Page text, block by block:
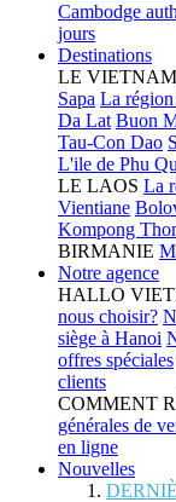
Cambodge
jours
Destinations
LE VIETNAM
Sapa La
Da Lat Buon
Tau-Con Dao
L'ile de Phu
LE LAOS La
Vientiane
Kompong
BIRMANIE
Notre agence
HALLO
nous choisir?
siège à Hanoi
offres spéciales
clients
COMMENT
générales de
en ligne
Nouvelles